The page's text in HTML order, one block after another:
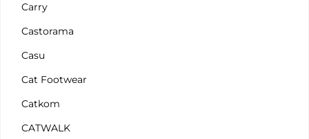
Carry
Castorama
Casu
Cat Footwear
Catkom
CATWALK